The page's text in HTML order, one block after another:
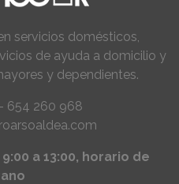
servicios domésticos,
de ayuda a domicilio y
y dependientes.
654 260 968
a 13:00, horario de